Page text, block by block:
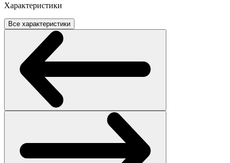
Характеристики
Все характеристики